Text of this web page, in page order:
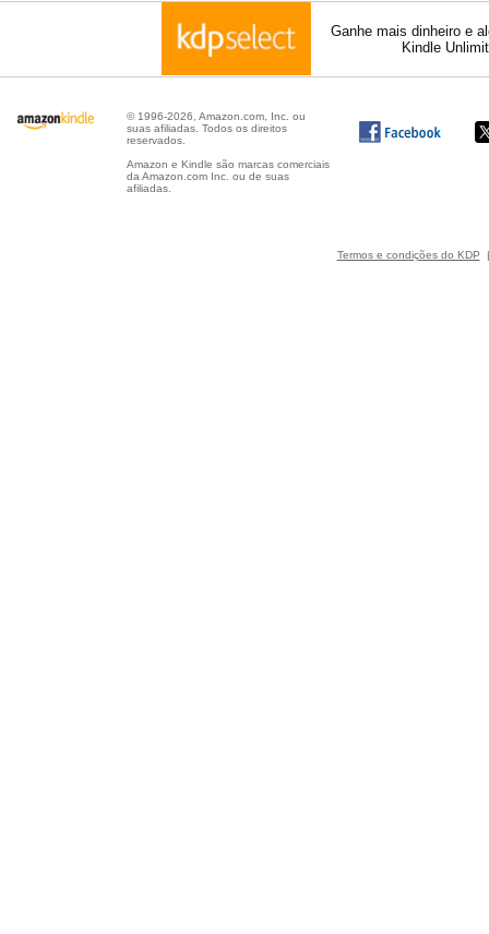
Ganhe mais dinheiro e
Kindle
© 1996-2026, Amazon.com, Inc. ou
suas afiliadas. Todos os direitos
reservados.
Amazon e Kindle são marcas comerciais
da Amazon.com Inc. ou de suas
afiliadas.
Termos e condições do KDP